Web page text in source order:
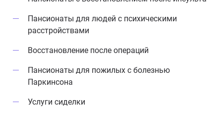
Пансионаты для людей с психическими
расстройствами
Восстановление после операций
Пансионаты для пожилых с болезнью
Паркинсона
Услуги сиделки